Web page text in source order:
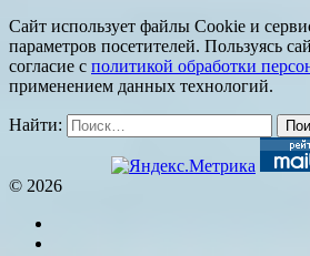
Сайт использует файлы Cookie и
параметров посетителей. Пользуясь
согласие с политикой обработки
применением данных технологий.
Найти:
© 2026